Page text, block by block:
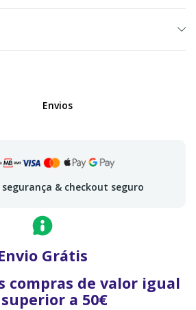
Envios
& checkout seguro
Grátis
compras de valor igual
a 50€